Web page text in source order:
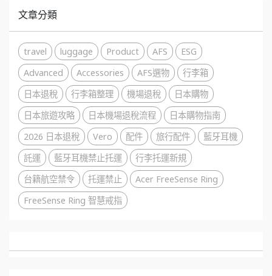
文章分類
travel luggage Product AFS
ESG
Advanced
Accessories AFS選物
行李箱
日本退稅
行李箱整理 機場退稅
日本購物
日本旅遊攻略
日本機場退稅流程
日本購物指南
2026 日本退稅
Vero 配件 旅行配件
藍牙耳機
託運
藍牙耳機禁止托運
行李托運新規
台籍航空禁令
托運禁止
Acer FreeSense Ring
FreeSense Ring 智慧戒指